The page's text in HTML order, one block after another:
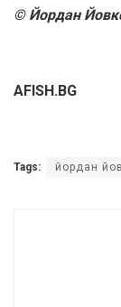
© Йордан
AFISH.BG
Tags: йордан